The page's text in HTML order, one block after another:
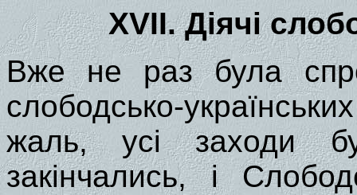
ХVII. Діячі
Вже не раз була
слободсько-
жаль, усі заходи
закінчались, і